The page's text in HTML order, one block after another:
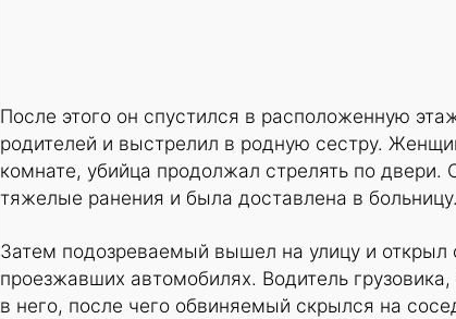
После этого он спустился в расположенную
родителей и выстрелил в родную сестру.
комнате, убийца продолжал стрелять по двери.
тяжелые ранения и была доставлена в больницу.
Затем подозреваемый вышел на улицу и
проезжавших автомобилях. Водитель
в него, после чего обвиняемый скрылся на